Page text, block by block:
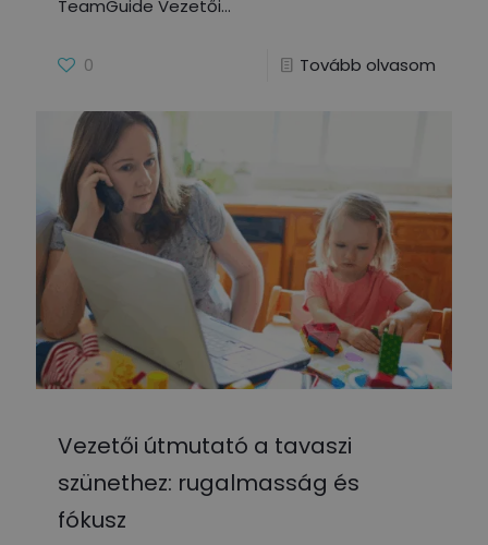
TeamGuide Vezetői
0 Tovább olvasom
Vezetői útmutató a tavaszi
szünethez: rugalmasság és
fókusz